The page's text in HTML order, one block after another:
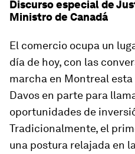
Discurso especial de
Ministro de Canadá
El comercio ocupa un
día de hoy, con las
marcha en Montreal esta
Davos en parte para
oportunidades de
Tradicionalmente, el
una postura relajada en